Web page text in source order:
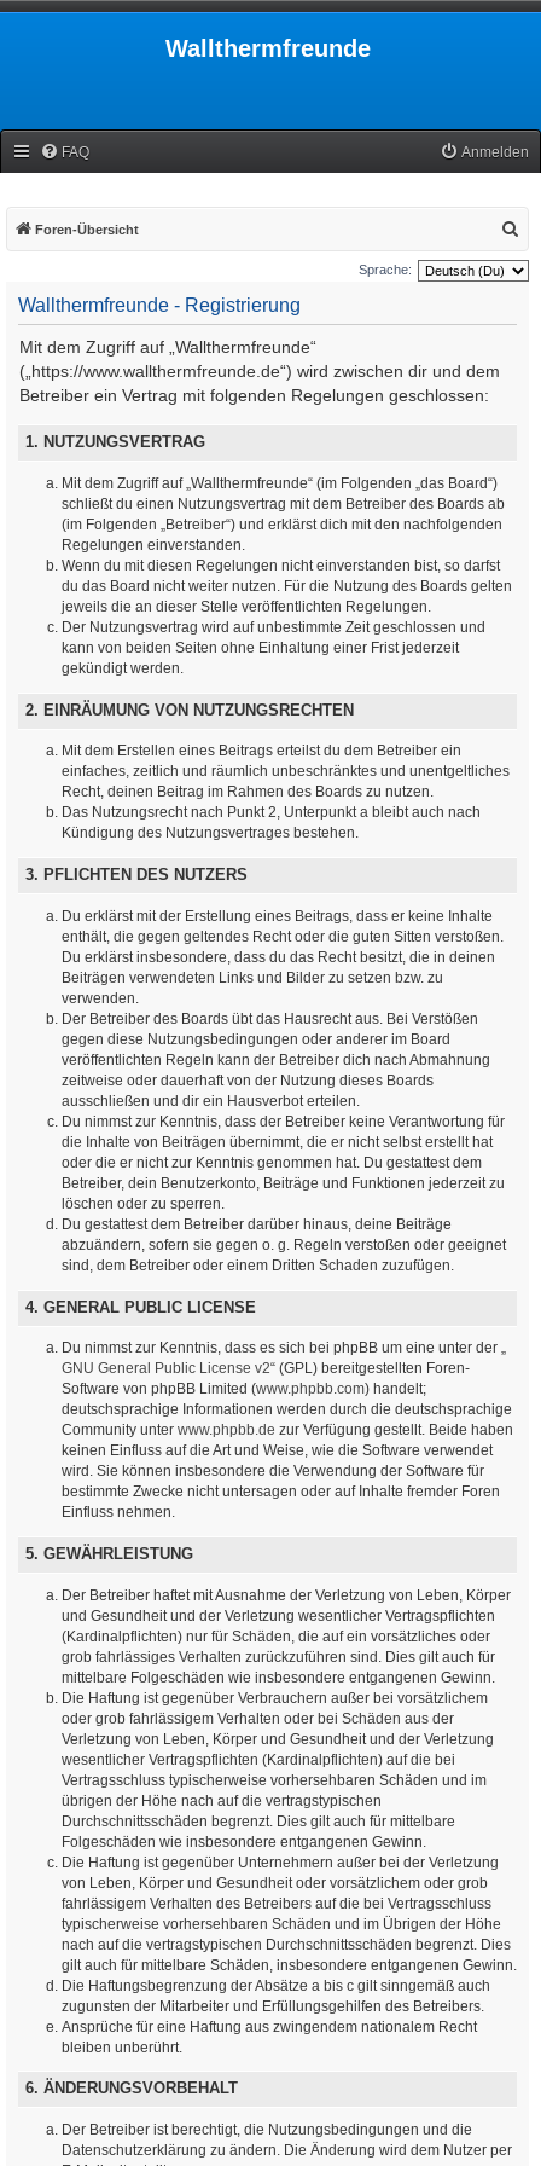
Wallthermfreunde
FAQ Anmelden
Foren-Übersicht
u
c
Sprache:
Wallthermfreunde - Registrierung
Mit dem Zugriff auf „Wallthermfreunde“
(„https://www.wallthermfreunde.de“) wird zwischen dir und dem
Betreiber ein Vertrag mit folgenden Regelungen geschlossen:
1. NUTZUNGSVERTRAG
Mit dem Zugriff auf „Wallthermfreunde“ (im Folgenden „das Board“)
schließt du einen Nutzungsvertrag mit dem Betreiber des Boards ab
(im Folgenden „Betreiber“) und erklärst dich mit den nachfolgenden
Regelungen einverstanden.
Wenn du mit diesen Regelungen nicht einverstanden bist, so darfst
du das Board nicht weiter nutzen. Für die Nutzung des Boards gelten
jeweils die an dieser Stelle veröffentlichten Regelungen.
Der Nutzungsvertrag wird auf unbestimmte Zeit geschlossen und
kann von beiden Seiten ohne Einhaltung einer Frist jederzeit
gekündigt werden.
2. EINRÄUMUNG VON NUTZUNGSRECHTEN
Mit dem Erstellen eines Beitrags erteilst du dem Betreiber ein
einfaches, zeitlich und räumlich unbeschränktes und unentgeltliches
Recht, deinen Beitrag im Rahmen des Boards zu nutzen.
Das Nutzungsrecht nach Punkt 2, Unterpunkt a bleibt auch nach
Kündigung des Nutzungsvertrages bestehen.
3. PFLICHTEN DES NUTZERS
Du erklärst mit der Erstellung eines Beitrags, dass er keine Inhalte
enthält, die gegen geltendes Recht oder die guten Sitten verstoßen.
Du erklärst insbesondere, dass du das Recht besitzt, die in deinen
Beiträgen verwendeten Links und Bilder zu setzen bzw. zu
verwenden.
Der Betreiber des Boards übt das Hausrecht aus. Bei Verstößen
gegen diese Nutzungsbedingungen oder anderer im Board
veröffentlichten Regeln kann der Betreiber dich nach Abmahnung
zeitweise oder dauerhaft von der Nutzung dieses Boards
ausschließen und dir ein Hausverbot erteilen.
Du nimmst zur Kenntnis, dass der Betreiber keine Verantwortung für
die Inhalte von Beiträgen übernimmt, die er nicht selbst erstellt hat
oder die er nicht zur Kenntnis genommen hat. Du gestattest dem
Betreiber, dein Benutzerkonto, Beiträge und Funktionen jederzeit zu
löschen oder zu sperren.
Du gestattest dem Betreiber darüber hinaus, deine Beiträge
abzuändern, sofern sie gegen o. g. Regeln verstoßen oder geeignet
sind, dem Betreiber oder einem Dritten Schaden zuzufügen.
4. GENERAL PUBLIC LICENSE
Du nimmst zur Kenntnis, dass es sich bei phpBB um eine unter der „
GNU General Public License v2“ (GPL) bereitgestellten Foren-
Software von phpBB Limited (www.phpbb.com) handelt;
deutschsprachige Informationen werden durch die deutschsprachige
Community unter www.phpbb.de zur Verfügung gestellt. Beide haben
keinen Einfluss auf die Art und Weise, wie die Software verwendet
wird. Sie können insbesondere die Verwendung der Software für
bestimmte Zwecke nicht untersagen oder auf Inhalte fremder Foren
Einfluss nehmen.
5. GEWÄHRLEISTUNG
Der Betreiber haftet mit Ausnahme der Verletzung von Leben, Körper
und Gesundheit und der Verletzung wesentlicher Vertragspflichten
(Kardinalpflichten) nur für Schäden, die auf ein vorsätzliches oder
grob fahrlässiges Verhalten zurückzuführen sind. Dies gilt auch für
mittelbare Folgeschäden wie insbesondere entgangenen Gewinn.
Die Haftung ist gegenüber Verbrauchern außer bei vorsätzlichem
oder grob fahrlässigem Verhalten oder bei Schäden aus der
Verletzung von Leben, Körper und Gesundheit und der Verletzung
wesentlicher Vertragspflichten (Kardinalpflichten) auf die bei
Vertragsschluss typischerweise vorhersehbaren Schäden und im
übrigen der Höhe nach auf die vertragstypischen
Durchschnittsschäden begrenzt. Dies gilt auch für mittelbare
Folgeschäden wie insbesondere entgangenen Gewinn.
Die Haftung ist gegenüber Unternehmern außer bei der Verletzung
von Leben, Körper und Gesundheit oder vorsätzlichem oder grob
fahrlässigem Verhalten des Betreibers auf die bei Vertragsschluss
typischerweise vorhersehbaren Schäden und im Übrigen der Höhe
nach auf die vertragstypischen Durchschnittsschäden begrenzt. Dies
gilt auch für mittelbare Schäden, insbesondere entgangenen Gewinn.
Die Haftungsbegrenzung der Absätze a bis c gilt sinngemäß auch
zugunsten der Mitarbeiter und Erfüllungsgehilfen des Betreibers.
Ansprüche für eine Haftung aus zwingendem nationalem Recht
bleiben unberührt.
6. ÄNDERUNGSVORBEHALT
Der Betreiber ist berechtigt, die Nutzungsbedingungen und die
Datenschutzerklärung zu ändern. Die Änderung wird dem Nutzer per